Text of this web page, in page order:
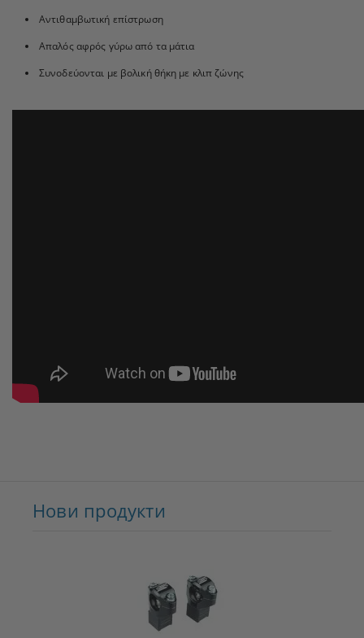
Αντιθαμβωτική επίστρωση
Απαλός αφρός γύρω από τα μάτια
Συνοδεύονται με βολική θήκη με κλιπ ζώνης
Нови продукти